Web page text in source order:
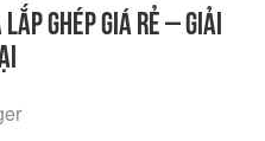
LẮP GHÉP GIÁ RẺ – GIẢI